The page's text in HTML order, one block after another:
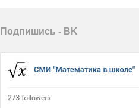
Подпишись - ВK